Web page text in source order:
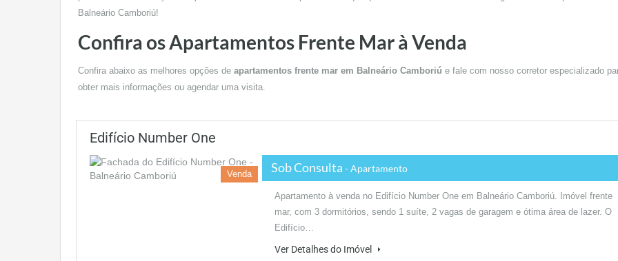
Balneário Camboriú!
Confira os Apartamentos Frente Mar à Venda
Confira abaixo as melhores opções de apartamentos frente mar em Balneário Camboriú e fale com nosso corretor especializado
obter mais informações ou agendar uma visita.
Edifício Number One
Venda Sob Consulta - Apartamento
Apartamento à venda no Edifício Number One em Balneário Camboriú. Imóvel frente
mar, com 3 dormitórios, sendo 1 suíte, 2 vagas de garagem e ótima área de lazer. O
Edifício…
Ver Detalhes do Imóvel